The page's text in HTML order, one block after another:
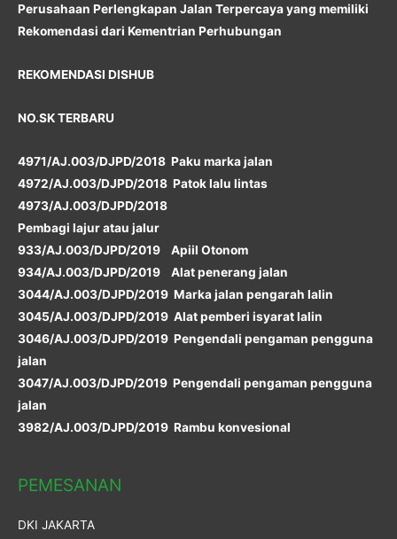
Perusahaan Perlengkapan Jalan Terpercaya yang memiliki
Rekomendasi dari Kementrian Perhubungan
REKOMENDASI DISHUB
NO.SK TERBARU
4971/AJ.003/DJPD/2018 Paku marka jalan
4972/AJ.003/DJPD/2018 Patok lalu lintas
4973/AJ.003/DJPD/2018
Pembagi lajur atau jalur
933/AJ.003/DJPD/2019 Apiil Otonom
934/AJ.003/DJPD/2019 Alat penerang jalan
3044/AJ.003/DJPD/2019 Marka jalan pengarah lalin
3045/AJ.003/DJPD/2019 Alat pemberi isyarat lalin
3046/AJ.003/DJPD/2019 Pengendali pengaman pengguna
jalan
3047/AJ.003/DJPD/2019 Pengendali pengaman pengguna
jalan
3982/AJ.003/DJPD/2019 Rambu konvesional
PEMESANAN
DKI JAKARTA